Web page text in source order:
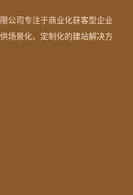
公司专注于商业化获客型企业
场景化、定制化的建站解决方